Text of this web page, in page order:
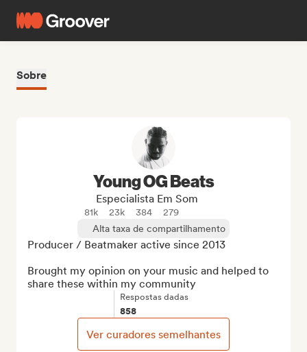
Sobre
Young OG Beats
Especialista Em Som
81k 23k 384
279
Alta taxa de compartilhamento
Producer / Beatmaker active since 2013
Brought my opinion on your music and helped to
share these within my community
Respostas dadas
858
Ver curadores semelhantes